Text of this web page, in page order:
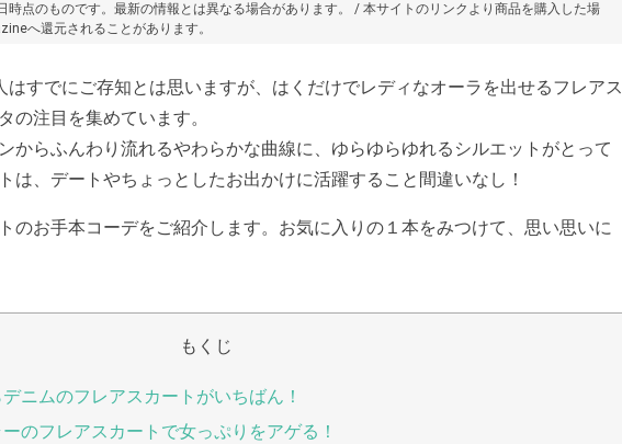
点のものです。最新の情報とは異なる場合があります。 / 本サイトのリンクより商品を購入した場
へ還元されることがあります。
はすでにご存知とは思いますが、はくだけでレディなオーラを出せるフレアス
の注目を集めています。
からふんわり流れるやわらかな曲線に、ゆらゆらゆれるシルエットがとって
は、デートやちょっとしたお出かけに活躍すること間違いなし！
のお手本コーデをご紹介します。お気に入りの１本をみつけて、思い思いに
もくじ
ニムのフレアスカートがいちばん！
のフレアスカートで女っぷりをアゲる！